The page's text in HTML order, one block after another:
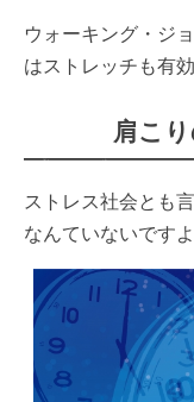
ウォーキング・ジ
はストレッチも有
肩こ
ストレス社会とも
なんていないです